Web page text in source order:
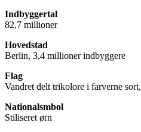
Indbyggertal
82,7 millioner
Hovedstad
Berlin, 3,4 millioner indbyggere
Flag
Vandret delt trikolore i farverne
Nationalsmbol
Stiliseret ørn